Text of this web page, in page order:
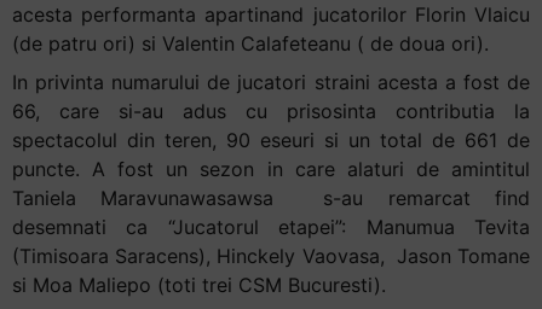
acesta performanta apartinand jucatorilor Florin Vlaicu
(de patru ori) si Valentin Calafeteanu ( de doua ori).
In privinta numarului de jucatori straini acesta a fost de
66, care si-au adus cu prisosinta contributia la
spectacolul din teren, 90 eseuri si un total de 661 de
puncte. A fost un sezon in care alaturi de amintitul
Taniela Maravunawasawsa s-au remarcat find
desemnati ca “Jucatorul etapei”: Manumua Tevita
(Timisoara Saracens), Hinckely Vaovasa, Jason Tomane
si Moa Maliepo (toti trei CSM Bucuresti).